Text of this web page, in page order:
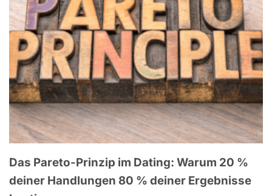
Das Pareto-Prinzip im Dating: Warum 20 %
deiner Handlungen 80 % deiner Ergebnisse